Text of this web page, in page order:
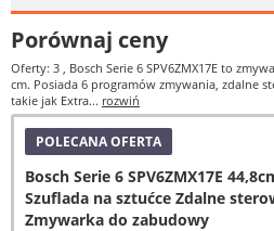
Porównaj ceny
Oferty: 3 , Bosch Serie 6 SPV6ZMX17E to
cm. Posiada 6 programów zmywania, zdalne
takie jak Extra... rozwiń
POLECANA OFERTA
Bosch Serie 6 SPV6ZMX17E
Szuflada na sztućce Zdalne
Zmywarka do zabudowy